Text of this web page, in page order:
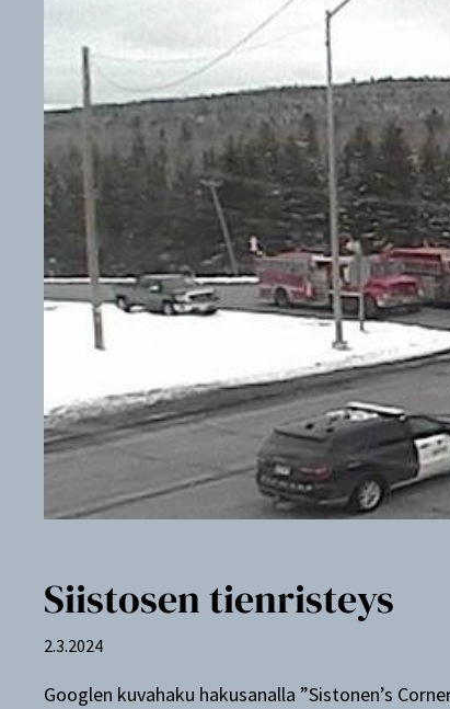
Siistosen tienristeys
2.3.2024
Googlen kuvahaku hakusanalla ”Sistonen’s